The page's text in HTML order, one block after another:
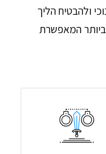
ולהבטיח הליך
ביותר המאפשרת